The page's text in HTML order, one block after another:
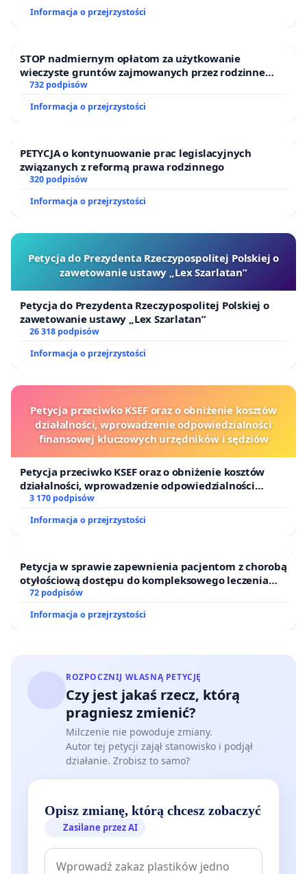
Informacja o przejrzystości
STOP nadmiernym opłatom za użytkowanie
wieczyste gruntów zajmowanych przez rodzinne
ogrody działkowe.
732 podpisów
Informacja o przejrzystości
PETYCJA o kontynuowanie prac legislacyjnych
związanych z reformą prawa rodzinnego
320 podpisów
Informacja o przejrzystości
Petycja do Prezydenta Rzeczypospolitej Polskiej o
zawetowanie ustawy „Lex Szarlatan”
Petycja do Prezydenta Rzeczypospolitej Polskiej o
zawetowanie ustawy „Lex Szarlatan”
26 318 podpisów
Informacja o przejrzystości
Petycja przeciwko KSEF oraz o obniżenie kosztów
działalności, wprowadzenie odpowiedzialności
finansowej kluczowych urzędników i sędziów
Petycja przeciwko KSEF oraz o obniżenie kosztów
działalności, wprowadzenie odpowiedzialności
finansowej kluczowych urzędników i sędziów
3 170 podpisów
Informacja o przejrzystości
Petycja w sprawie zapewnienia pacjentom z chorobą
otyłościową dostępu do kompleksowego leczenia
oraz programów profilaktycznych.
72 podpisów
Informacja o przejrzystości
ROZPOCZNIJ WŁASNĄ PETYCJĘ
Czy jest jakaś rzecz, którą
pragniesz zmienić?
Milczenie nie powoduje zmiany.
Autor tej petycji zajął stanowisko i podjął
działanie. Zrobisz to samo?
Opisz zmianę, którą chcesz zobaczyć
Zasilane przez AI